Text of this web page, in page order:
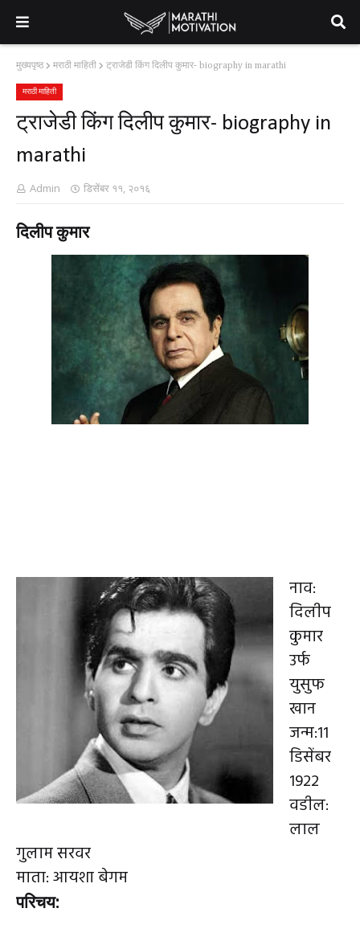
मुख्यपृष्ठ मराठी माहिती ट्राजेडी किंग दिलीप कुमार- biography in marathi
मराठी माहिती
ट्राजेडी किंग दिलीप कुमार- biography in
marathi
Admin डिसेंबर ११, २०१६
दिलीप कुमार
नाव:
दिलीप
कुमार
उर्फ
युसुफ
खान
जन्म:11
डिसेंबर
1922
वडील:
लाल
गुलाम सरवर
माता: आयशा बेगम
परिचय: